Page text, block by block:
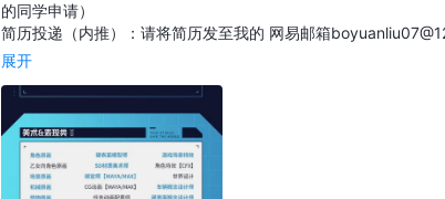
的同学申请）
简历投递（内推）：请将简历发至我的 网易邮箱
展开